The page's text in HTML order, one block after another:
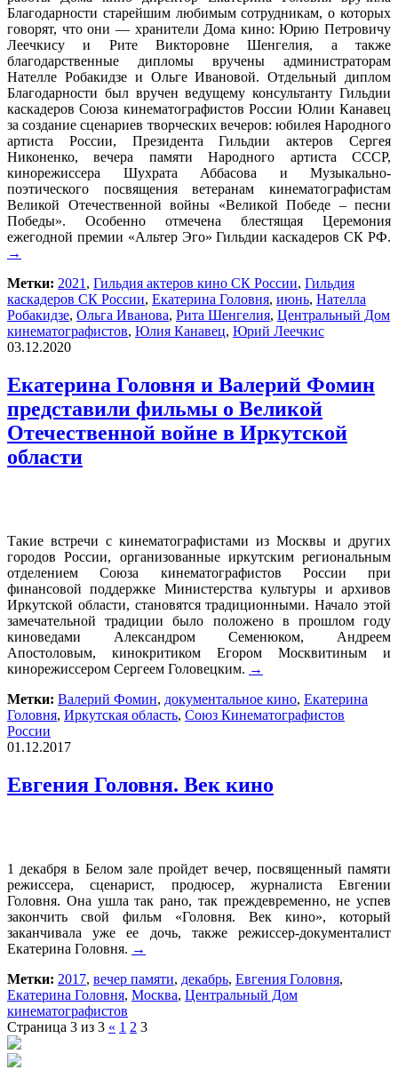
Благодарности старейшим любимым сотрудникам, о которых
говорят, что они — хранители Дома кино: Юрию Петровичу
Леечкису и Рите Викторовне Шенгелия, а также
благодарственные дипломы вручены администраторам
Нателле Робакидзе и Ольге Ивановой. Отдельный диплом
Благодарности был вручен ведущему консультанту Гильдии
каскадеров Союза кинематографистов России Юлии Канавец
за создание сценариев творческих вечеров: юбилея Народного
артиста России, Президента Гильдии актеров Сергея
Никоненко, вечера памяти Народного артиста СССР,
кинорежиссера Шухрата Аббасова и Музыкально-
поэтического посвящения ветеранам кинематографистам
Великой Отечественной войны «Великой Победе – песни
Победы». Особенно отмечена блестящая Церемония
ежегодной премии «Альтер Эго» Гильдии каскадеров СК РФ.
→
Метки: 2021, Гильдия актеров кино СК России, Гильдия
каскадеров СК России, Екатерина Головня, июнь, Нателла
Робакидзе, Ольга Иванова, Рита Шенгелия, Центральный Дом
кинематографистов, Юлия Канавец, Юрий Леечкис
03.12.2020
Екатерина Головня и Валерий Фомин
представили фильмы о Великой
Отечественной войне в Иркутской
области
Такие встречи с кинематографистами из Москвы и других
городов России, организованные иркутским региональным
отделением Союза кинематографистов России при
финансовой поддержке Министерства культуры и архивов
Иркутской области, становятся традиционными. Начало этой
замечательной традиции было положено в прошлом году
киноведами Александром Семенюком, Андреем
Апостоловым, кинокритиком Егором Москвитиным и
кинорежиссером Сергеем Головецким. →
Метки: Валерий Фомин, документальное кино, Екатерина
Головня, Иркутская область, Союз Кинематографистов
России
01.12.2017
Евгения Головня. Век кино
1 декабря в Белом зале пройдет вечер, посвященный памяти
режиссера, сценарист, продюсер, журналиста Евгении
Головня. Она ушла так рано, так преждевременно, не успев
закончить свой фильм «Головня. Век кино», который
заканчивала уже ее дочь, также режиссер-документалист
Екатерина Головня. →
Метки: 2017, вечер памяти, декабрь, Евгения Головня,
Екатерина Головня, Москва, Центральный Дом
кинематографистов
Страница 3 из 3 « 1 2 3